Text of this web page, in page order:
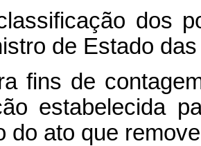
dos
de Estado
fins de
estabelecida
do ato que